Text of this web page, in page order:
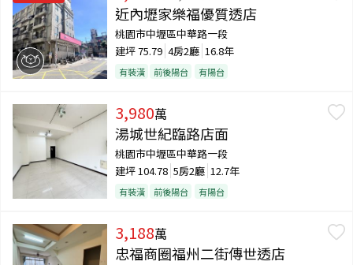
近內壢家樂福優質透店
桃園市中壢區中華路一段
建坪75.79 4房2廳 16.8年
有裝潢 前後陽台 有陽台
3,980萬
湯城世紀臨路店面
桃園市中壢區中華路一段
建坪104.78 5房2廳 12.7年
有裝潢 前後陽台 有陽台
3,188萬
忠福商圈福州二街傳世透店